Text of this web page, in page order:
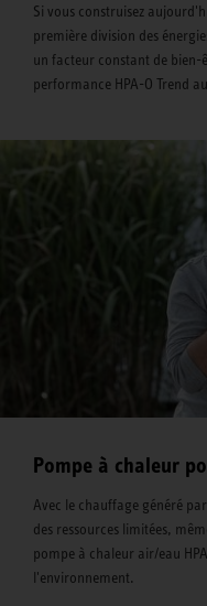
Si vous construisez
première division des
un facteur constant de bien-
performance HPA-O Trend
Pompe à chaleur
Avec le chauffage généré
des ressources limitées,
pompe à chaleur air/eau
l'environnement.